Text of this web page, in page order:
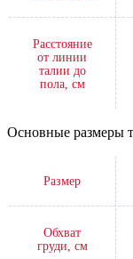
Расстояние
от линии
талии до
пола, см
Основные размеры
Размер
Обхват
груди, см